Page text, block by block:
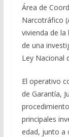
Área de
Narcotráfico
vivienda de la
de una
Ley Nacional
El operativo
de Garantía,
principales
edad, junto a